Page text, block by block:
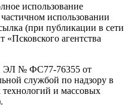
использование
использовании
(при публикации в сети
агентства
ЭЛ № ФС77-76355 от
службой по надзору в
и массовых